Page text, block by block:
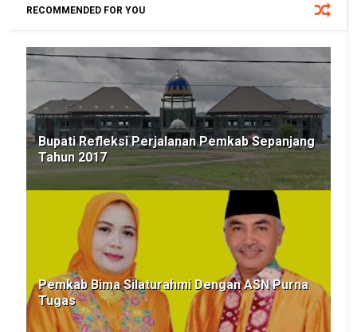
RECOMMENDED FOR YOU
Bupati Refleksi Perjalanan Pemkab Sepanjang
Tahun 2017
Pemkab Bima Silaturahmi Dengan ASN Purna
Tugas